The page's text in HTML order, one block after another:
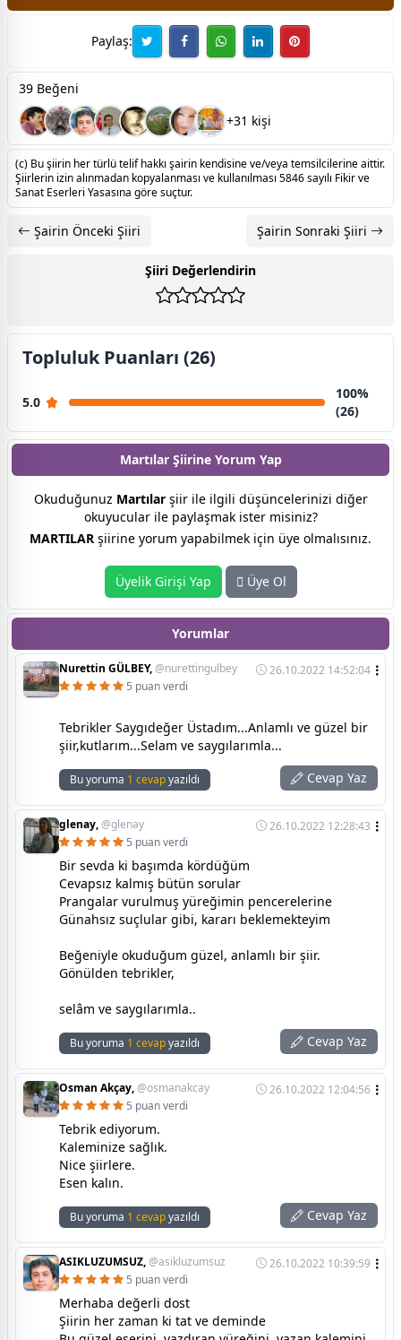
Paylaş:
39 Beğeni
+31 kişi
(c) Bu şiirin her türlü telif hakkı şairin kendisine ve/veya temsilcilerine aittir.
Şiirlerin izin alınmadan kopyalanması ve kullanılması 5846 sayılı Fikir ve
Sanat Eserleri Yasasına göre suçtur.
Şairin Önceki Şiiri Şairin Sonraki Şiiri
Şiiri Değerlendirin
Topluluk Puanları (26)
5.0
100%
(26)
Martılar Şiirine Yorum Yap
Okuduğunuz Martılarşiir ile ilgili düşüncelerinizi diğer
okuyucular ile paylaşmak ister misiniz?
MARTILAR şiirine yorum yapabilmek için üye olmalısınız.
Üyelik Girişi Yap Üye Ol
Yorumlar
Nurettin GÜLBEY,@nurettingulbey
26.10.2022 14:52:04
5 puan verdi
Tebrikler Saygıdeğer Üstadım...Anlamlı ve güzel bir
şiir,kutlarım...Selam ve saygılarımla...
Bu yoruma 1 cevapyazıldı Cevap Yaz
glenay,@glenay
26.10.2022 12:28:43
5 puan verdi
Bir sevda ki başımda kördüğüm
Cevapsız kalmış bütün sorular
Prangalar vurulmuş yüreğimin pencerelerine
Günahsız suçlular gibi, kararı beklemekteyim
Beğeniyle okuduğum güzel, anlamlı bir şiir.
Gönülden tebrikler,
selâm ve saygılarımla..
Bu yoruma 1 cevapyazıldı Cevap Yaz
Osman Akçay,@osmanakcay
26.10.2022 12:04:56
5 puan verdi
Tebrik ediyorum.
Kaleminize sağlık.
Nice şiirlere.
Esen kalın.
Bu yoruma 1 cevapyazıldı Cevap Yaz
ASIKLUZUMSUZ,@asikluzumsuz
26.10.2022 10:39:59
5 puan verdi
Merhaba değerli dost
Şiirin her zaman ki tat ve deminde